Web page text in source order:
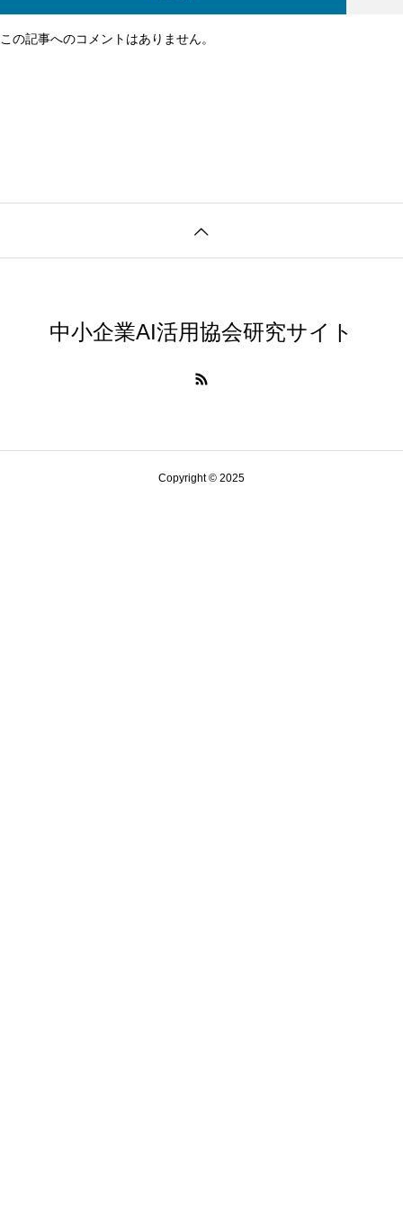
この記事へのコメントはありません。
中小企業AI活用協会研究サイト
Copyright © 2025